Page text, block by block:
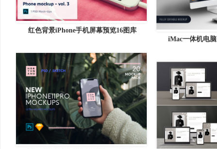
红色背景iPhone手机屏幕预览16图库
iMac一体机电